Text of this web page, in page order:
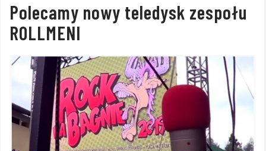
Polecamy nowy teledysk zespołu
ROLLMENI